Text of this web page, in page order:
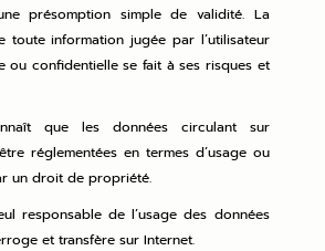
présomption simple de validité. La
toute information jugée par l’utilisateur
ou confidentielle se fait à ses risques et
que les données circulant sur
réglementées en termes d’usage ou
un droit de propriété.
responsable de l’usage des données
et transfère sur Internet.